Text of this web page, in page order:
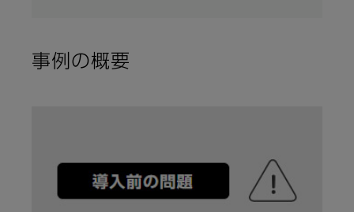
事例の概要